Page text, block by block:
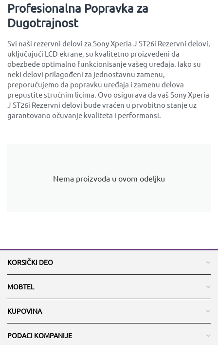
Profesionalna Popravka za
Dugotrajnost
Svi naši rezervni delovi za Sony Xperia J ST26i Rezervni delovi,
uključujući LCD ekrane, su kvalitetno proizvedeni da
obezbede optimalno funkcionisanje vašeg uređaja. Iako su
neki delovi prilagođeni za jednostavnu zamenu,
preporučujemo da popravku uređaja i zamenu delova
prepustite stručnim licima. Ovo osigurava da vaš Sony Xperia
J ST26i Rezervni delovi bude vraćen u prvobitno stanje uz
garantovano očuvanje kvaliteta i performansi.
Nema proizvoda u ovom odeljku
KORSIČKI DEO
MOBTEL
KUPOVINA
PODACI KOMPANIJE